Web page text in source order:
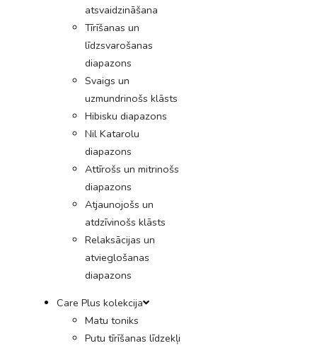
atsvaidzināšana
Tīrīšanas un
līdzsvarošanas
diapazons
Svaigs un
uzmundrinošs klāsts
Hibisku diapazons
Nil Katarolu
diapazons
Attīrošs un mitrinošs
diapazons
Atjaunojošs un
atdzīvinošs klāsts
Relaksācijas un
atvieglošanas
diapazons
Care Plus kolekcija
Matu toniks
Putu tīrīšanas līdzekļi